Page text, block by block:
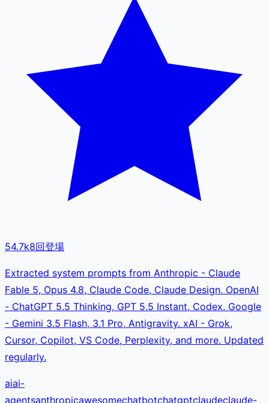
54.7k8回登場
Extracted system prompts from Anthropic - Claude
Fable 5, Opus 4.8, Claude Code, Claude Design. OpenAI
- ChatGPT 5.5 Thinking, GPT 5.5 Instant, Codex. Google
- Gemini 3.5 Flash, 3.1 Pro, Antigravity. xAI - Grok,
Cursor, Copilot, VS Code, Perplexity, and more. Updated
regularly.
aiai-
agentsanthropicawesomechatbotchatgptclaudeclaude-